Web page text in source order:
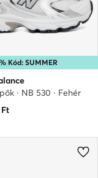
Kód: SUMMER
· NB 530 · Fehér
Ft